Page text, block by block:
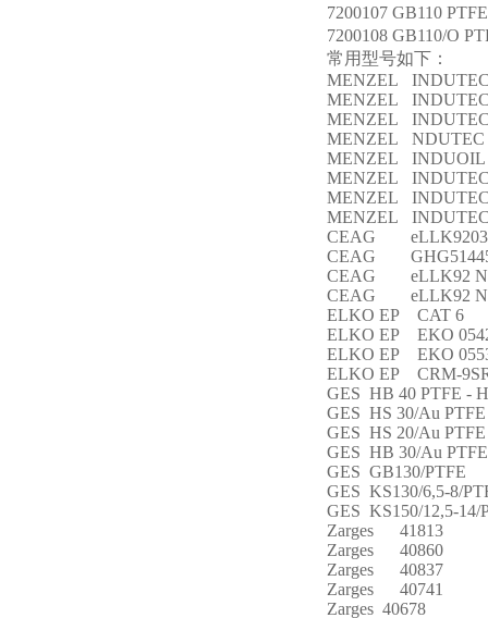
7200107 GB110
7200108 GB110/O
常用型号如下：
MENZEL
MENZEL
MENZEL
MENZEL NDUTEC
MENZEL INDUOIL
MENZEL
MENZEL
MENZEL
CEAG
CEAG
CEAG eLLK92
CEAG eLLK92
ELKO EP CAT 6
ELKO EP EKO
ELKO EP EKO
ELKO EP CRM-
GES HB 40 PTFE -
GES HS 30/Au
GES HS 20/Au
GES HB 30/Au
GES GB130/PTFE
GES KS130/6,5-8/
GES KS150/12,5-14/
Zarges 41813
Zarges 40860
Zarges 40837
Zarges 40741
Zarges 40678